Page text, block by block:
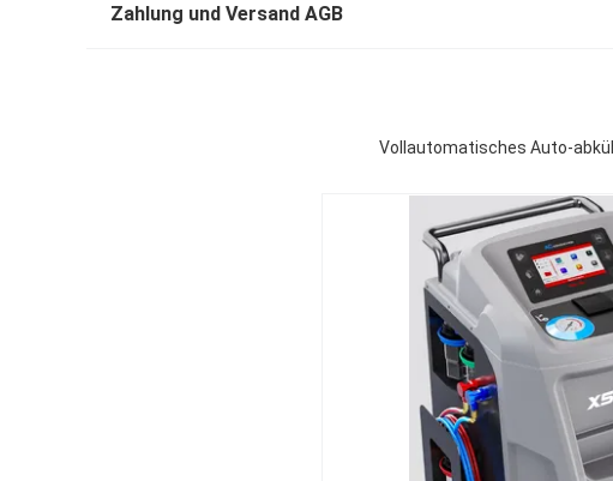
Zahlung und Versand AGB
Vollautomatisches Auto-